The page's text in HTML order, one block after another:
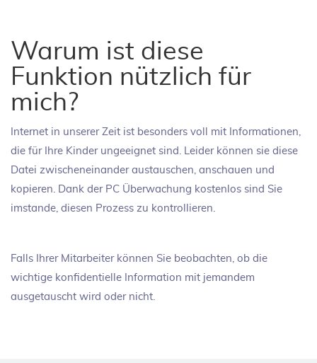
Warum ist diese
Funktion nützlich für
mich?
Internet in unserer Zeit ist besonders voll mit Informationen,
die für Ihre Kinder ungeeignet sind. Leider können sie diese
Datei zwischeneinander austauschen, anschauen und
kopieren. Dank der PC Überwachung kostenlos sind Sie
imstande, diesen Prozess zu kontrollieren.
Falls Ihrer Mitarbeiter können Sie beobachten, ob die
wichtige konfidentielle Information mit jemandem
ausgetauscht wird oder nicht.